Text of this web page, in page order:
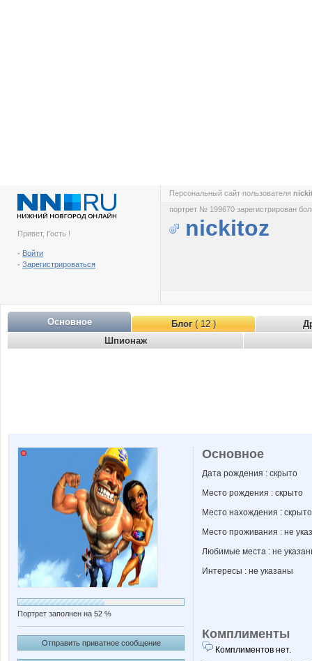
Привет, Гость !
- Войти
- Зарегистрироваться
Персональный сайт пользователя
портрет № 199670 зарегистрирован
nickitoz
Основное Блог( 12 )
Шпионаж
Портрет заполнен на 52 %
Отправить приватное сообщение
Основное
Дата рождения : скрыто
Место рождения : скрыто
Место нахождения : скрыто
Место проживания : не
Любимые места : не
Интересы : не указаны
Комплименты
Комплиментов нет.